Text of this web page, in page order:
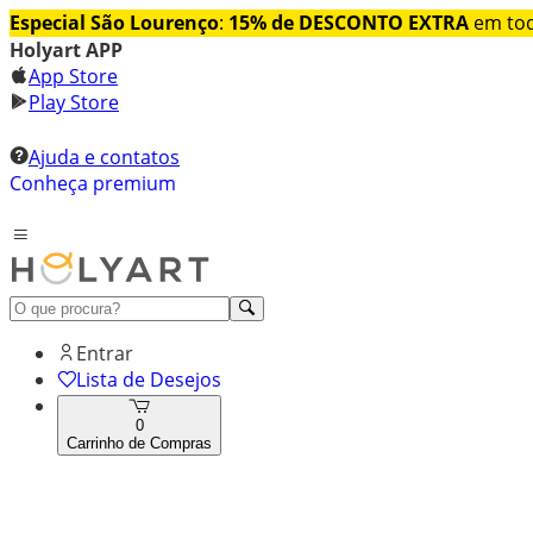
Especial São Lourenço: 15% de DESCONTO EXTRA em
Holyart APP
App Store
Play Store
Ajuda e contatos
Conheça premium
Entrar
Lista de Desejos
0
Carrinho de Compras